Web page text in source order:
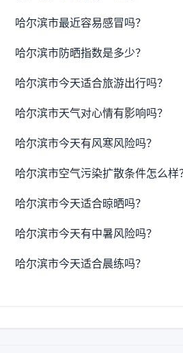
哈尔滨市最近容易感冒吗？
哈尔滨市防晒指数是多少？
哈尔滨市今天适合旅游出行吗？
哈尔滨市天气对心情有影响吗？
哈尔滨市今天有风寒风险吗？
哈尔滨市空气污染扩散条件怎么样
哈尔滨市今天适合晾晒吗？
哈尔滨市今天有中暑风险吗？
哈尔滨市今天适合晨练吗？